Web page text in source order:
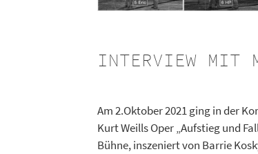
INTERVIEW MIT
Am 2.Oktober 2021 ging in der
Kurt Weills Oper „Aufstieg und
Bühne, inszeniert von Barrie